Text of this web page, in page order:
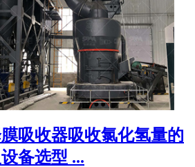
吸收器吸收氯化氢量的
备选型 ...